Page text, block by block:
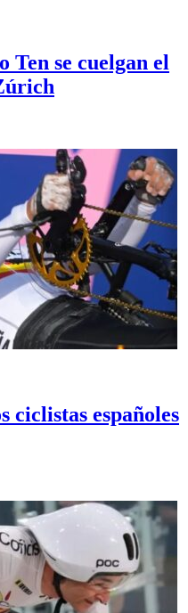
Ten se cuelgan el
ciclistas españoles